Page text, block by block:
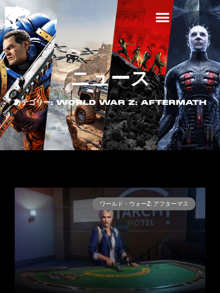
ニュース
カテゴリー: WORLD WAR Z: AFTERMATH
ワールド・ウォーZ: アフターマス